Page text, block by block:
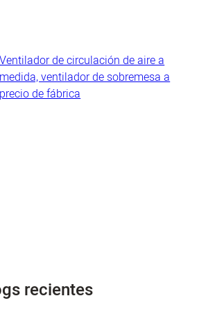
Ventilador de circulación de aire a
medida, ventilador de sobremesa a
precio de fábrica
recientes